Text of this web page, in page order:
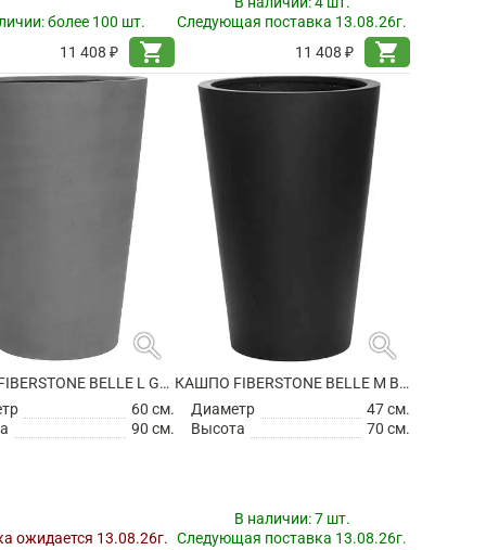
более 100 шт.
11 408 ₽
shopping_cart
Следующая поставка 13.08.26г.
11 408 ₽
shopping_cart
search
КАШПО FIBERSTONE BELLE L GREY
60 см.
90 см.
ожидается 13.08.26г.
search
КАШПО FIBERSTONE BELLE M BLACK
Диаметр
47 см.
Высота
70 см.
В наличии:7 шт.
Следующая поставка 13.08.26г.